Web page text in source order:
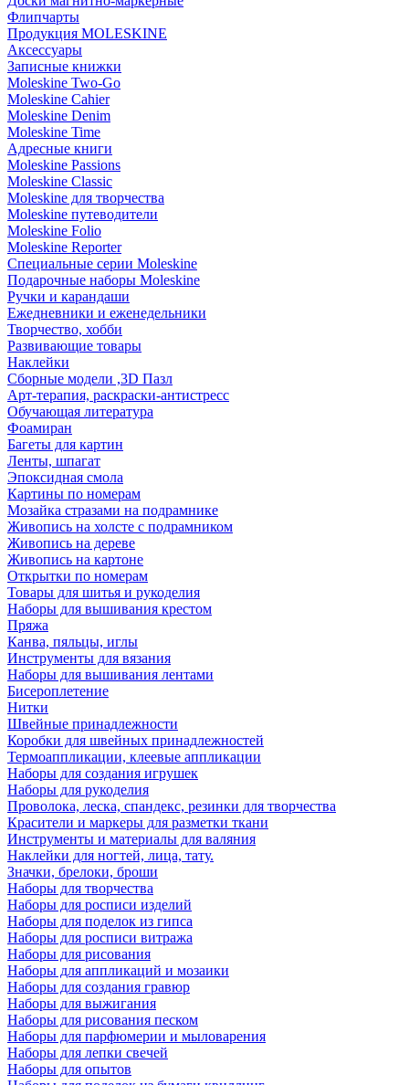
Флипчарты
Продукция MOLESKINE
Аксессуары
Записные книжки
Moleskine Two-Go
Moleskine Cahier
Moleskine Denim
Moleskine Time
Адресные книги
Moleskine Passions
Moleskine Classic
Moleskine для творчества
Moleskine путеводители
Moleskine Folio
Moleskine Reporter
Специальные серии Moleskine
Подарочные наборы Moleskine
Ручки и карандаши
Ежедневники и еженедельники
Творчество, хобби
Развивающие товары
Наклейки
Сборные модели ,3D Пазл
Арт-терапия, раскраски-антистресс
Обучающая литература
Фоамиран
Багеты для картин
Ленты, шпагат
Эпоксидная смола
Картины по номерам
Мозайка стразами на подрамнике
Живопись на холсте с подрамником
Живопись на дереве
Живопись на картоне
Открытки по номерам
Товары для шитья и рукоделия
Наборы для вышивания крестом
Пряжа
Канва, пяльцы, иглы
Инструменты для вязания
Наборы для вышивания лентами
Бисероплетение
Нитки
Швейные принадлежности
Коробки для швейных принадлежностей
Термоаппликации, клеевые аппликации
Наборы для создания игрушек
Наборы для рукоделия
Проволока, леска, спандекс, резинки для творчества
Красители и маркеры для разметки ткани
Инструменты и материалы для валяния
Наклейки для ногтей, лица, тату.
Значки, брелоки, броши
Наборы для творчества
Наборы для росписи изделий
Наборы для поделок из гипса
Наборы для росписи витража
Наборы для рисования
Наборы для аппликаций и мозаики
Наборы для создания гравюр
Наборы для выжигания
Наборы для рисования песком
Наборы для парфюмерии и мыловарения
Наборы для лепки свечей
Наборы для опытов